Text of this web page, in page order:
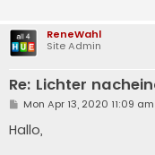
ReneWahl
Site Admin
Re: Lichter
P
s
t
Mon Apr 13, 2020 11:09 am
Hallo,